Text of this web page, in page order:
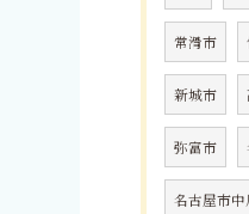
常滑市
新城市
弥富市
名古屋市中